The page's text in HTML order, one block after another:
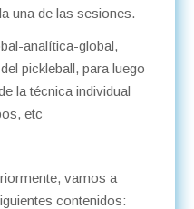
una de las sesiones.
analítica-global,
pickleball, para luego
la técnica individual
etc
vamos a
contenidos: